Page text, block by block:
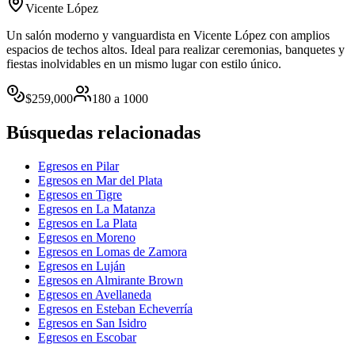
Vicente López
Un salón moderno y vanguardista en Vicente López con amplios
espacios de techos altos. Ideal para realizar ceremonias, banquetes y
fiestas inolvidables en un mismo lugar con estilo único.
$259,000 180 a 1000
Búsquedas relacionadas
Egresos en Pilar
Egresos en Mar del Plata
Egresos en Tigre
Egresos en La Matanza
Egresos en La Plata
Egresos en Moreno
Egresos en Lomas de Zamora
Egresos en Luján
Egresos en Almirante Brown
Egresos en Avellaneda
Egresos en Esteban Echeverría
Egresos en San Isidro
Egresos en Escobar